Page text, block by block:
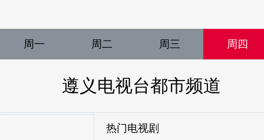
周一 周二 周三 周四
遵义电视台都市频道
热门电视剧